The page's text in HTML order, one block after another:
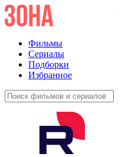
Фильмы
Сериалы
Подборки
Избранное